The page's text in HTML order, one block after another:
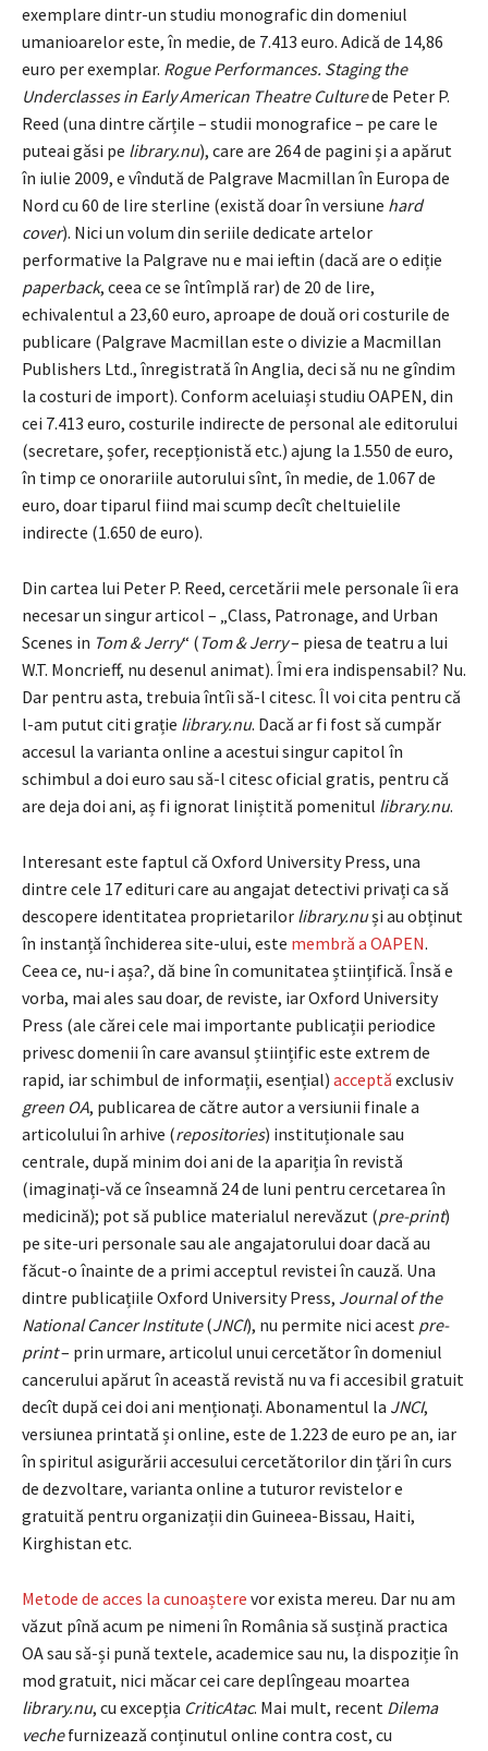
exemplare dintr-un studiu monografic din domeniul
umanioarelor este, în medie, de 7.413 euro. Adică de 14,86
euro per exemplar. Rogue Performances. Staging the
Underclasses in Early American Theatre Culturede Peter P.
Reed (una dintre cărțile – studii monografice – pe care le
puteai găsi pe library.nu), care are 264 de pagini și a apărut
în iulie 2009, e vîndută de Palgrave Macmillan în Europa de
Nord cu 60 de lire sterline (există doar în versiune hard
cover). Nici un volum din seriile dedicate artelor
performative la Palgrave nu e mai ieftin (dacă are o ediție
paperback, ceea ce se întîmplă rar) de 20 de lire,
echivalentul a 23,60 euro, aproape de două ori costurile de
publicare (Palgrave Macmillan este o divizie a Macmillan
Publishers Ltd., înregistrată în Anglia, deci să nu ne gîndim
la costuri de import). Conform aceluiași studiu OAPEN, din
cei 7.413 euro, costurile indirecte de personal ale editorului
(secretare, șofer, recepționistă etc.) ajung la 1.550 de euro,
în timp ce onorariile autorului sînt, în medie, de 1.067 de
euro, doar tiparul fiind mai scump decît cheltuielile
indirecte (1.650 de euro).
Din cartea lui Peter P. Reed, cercetării mele personale îi era
necesar un singur articol – „Class, Patronage, and Urban
Scenes in Tom & Jerry“ ( Tom & Jerry– piesa de teatru a lui
W.T. Moncrieff, nu desenul animat). Îmi era indispensabil? Nu.
Dar pentru asta, trebuia întîi să-l citesc. Îl voi cita pentru că
l-am putut citi grație library.nu. Dacă ar fi fost să cumpăr
accesul la varianta online a acestui singur capitol în
schimbul a doi euro sau să-l citesc oficial gratis, pentru că
are deja doi ani, aș fi ignorat liniștită pomenitul library.nu.
Interesant este faptul că Oxford University Press, una
dintre cele 17 edituri care au angajat detectivi privați ca să
descopere identitatea proprietarilor library.nuși au obținut
în instanță închiderea site-ului, este membră a OAPEN.
Ceea ce, nu-i așa?, dă bine în comunitatea științifică. Însă e
vorba, mai ales sau doar, de reviste, iar Oxford University
Press (ale cărei cele mai importante publicații periodice
privesc domenii în care avansul științific este extrem de
rapid, iar schimbul de informații, esențial) acceptă exclusiv
green OA, publicarea de către autor a versiunii finale a
articolului în arhive (repositories) instituționale sau
centrale, după minim doi ani de la apariția în revistă
(imaginați-vă ce înseamnă 24 de luni pentru cercetarea în
medicină); pot să publice materialul nerevăzut (pre-print)
pe site-uri personale sau ale angajatorului doar dacă au
făcut-o înainte de a primi acceptul revistei în cauză. Una
dintre publicațiile Oxford University Press, Journal of the
National Cancer Institute(JNCI), nu permite nici acest pre-
print– prin urmare, articolul unui cercetător în domeniul
cancerului apărut în această revistă nu va fi accesibil gratuit
decît după cei doi ani menționați. Abonamentul la JNCI,
versiunea printată și online, este de 1.223 de euro pe an, iar
în spiritul asigurării accesului cercetătorilor din țări în curs
de dezvoltare, varianta online a tuturor revistelor e
gratuită pentru organizații din Guineea-Bissau, Haiti,
Kirghistan etc.
Metode de acces la cunoaștere vor exista mereu. Dar nu am
văzut pînă acum pe nimeni în România să susțină practica
OA sau să-și pună textele, academice sau nu, la dispoziție în
mod gratuit, nici măcar cei care deplîngeau moartea
library.nu, cu excepția CriticAtac. Mai mult, recent Dilema
vechefurnizează conținutul online contra cost, cu